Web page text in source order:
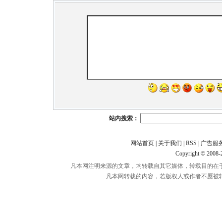
站内搜索：
网站首页| 关于我们 RSS
广告服
Copyright ©
凡本网注明来源的文章，均转载自其它媒体，转载目的
凡本网转载的内容，若版权人或作者不愿